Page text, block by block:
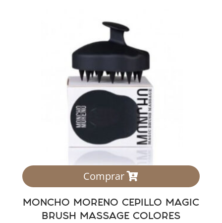
Comprar
MONCHO MORENO CEPILLO MAGIC
BRUSH MASSAGE COLORES